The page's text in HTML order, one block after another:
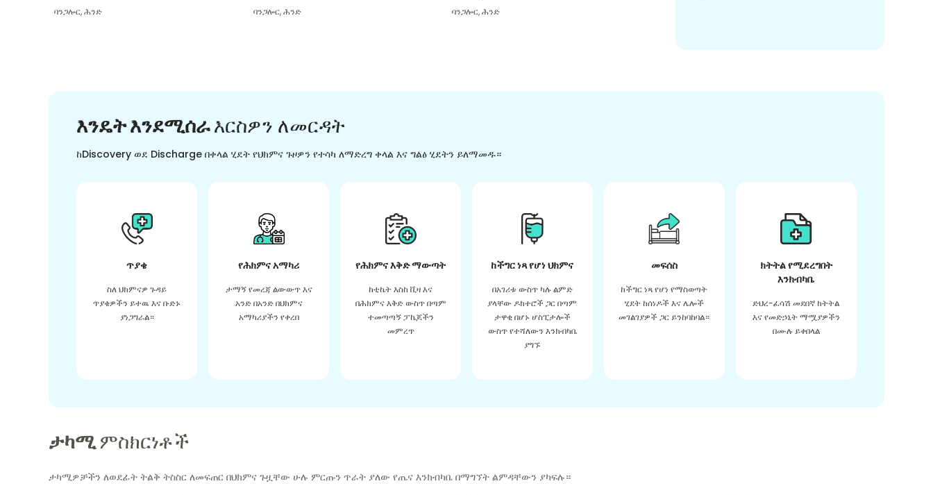
ባንጋሎር,ሕንድ ባንጋሎር,ሕንድ ባንጋሎር,ሕንድ
እንዴት እንደሚሰራእርስዎን ለመርዳት
ከDiscovery ወደ Discharge በቀላል ሂደት የህክምና ጉዞዎን የተሳካ ለማድረግ ቀላል እና ግልፅ ሂደትን ይለማመዱ።
ጥያቄ
ስለ ህክምናዎ ጉዳይ
ጥያቄዎችን ይተዉ እና ቡድኑ
ያነጋግራል።
የሕክምና አማካሪ
ታማኝ የመረጃ ልውውጥ እና
አንድ በአንድ በህክምና
አማካሪያችን የቀረበ
የሕክምና እቅድ ማውጣት
ከቲኬት እስከ ቪዛ እና
በሕክምና እቅድ ውስጥ በጣም
ተመጣጣኝ ፓኬጆችን
መምረጥ
ከችግር ነጻ የሆነ ህክምና
በአገሪቱ ውስጥ ካሉ ልምድ
ያላቸው ዶክተሮች ጋር በጣም
ታዋቂ በሆኑ ሆስፒታሎች
ውስጥ የተሻለውን እንክብካቤ
ያግኙ
መፍሰስ
ከችግር ነጻ የሆነ የማስወጣት
ሂደት ከሰነዶች እና ሌሎች
መገልገያዎች ጋር ይንከባከባል።
ክትትል የሚደረግበት
እንክብካቤ
ድህረ-ፈሳሽ መደበኛ ክትትል
እና የመድኃኒት ማሟያዎችን
በሙሉ ይቀበላል
ታካሚምስክርነቶች
ታካሚዎቻችን ለወደፊት ትልቅ ትስስር ለመፍጠር በህክምና ጉዟቸው ሁሉ ምርጡን ጥራት ያለው የጤና እንክብካቤ በማግኘት ልምዳቸውን ያካፍሉ።